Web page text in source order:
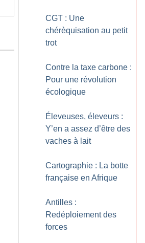
CGT : Une
chérèquisation au petit
trot
Contre la taxe carbone :
Pour une révolution
écologique
Éleveuses, éleveurs :
Y’en a assez d’être des
vaches à lait
Cartographie : La botte
française en Afrique
Antilles :
Redéploiement des
forces